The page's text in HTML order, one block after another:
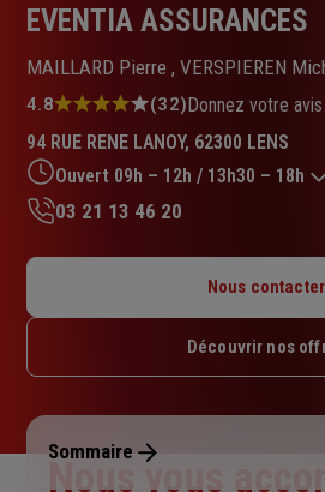
EVENTIA ASSURANCES
MAILLARD Pierre , VERSPIEREN
Note
4.8
sur
5
étoiles
4.8 (32)Donnez votre avis
94 RUE RENE LANOY, 62300 LENS
Ouvert 09h – 12h / 13h30 – 18h
Mardi : 09h – 12h / 13h30 – 18h
Jeudi : 09h – 12h / 13h30 – 18h
Dimanche : Fermé
03 21 13 46 20
Nous contacter
Découvrir nos
Sommaire
Nous vous